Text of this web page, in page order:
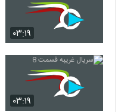
۰۳:۱۹
۰۳:۱۹